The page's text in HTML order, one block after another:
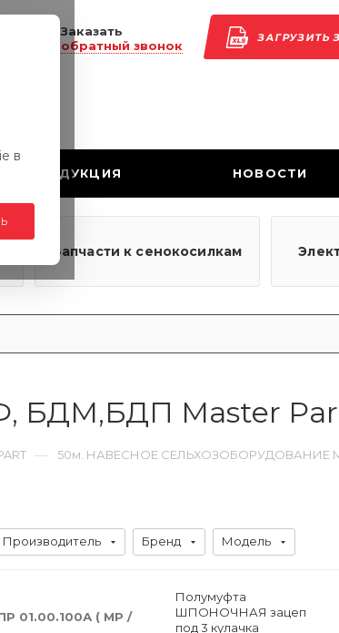
ЗАГРУЗИТЬ
Заказать
обратный звонок
ПРОДУКЦИЯ НОВОСТИ
Запчасти к сенокосилкам
БДМ,БДП Master
— 50м. НАВЕСНОЕ СЕЛЬХОЗОБОРУДОВАНИЕ
Производитель Бренд Модель
01.00.100А ( МР /
Полумуфта
ШПОНОЧНАЯ зацеп
под 3 кулачка
в